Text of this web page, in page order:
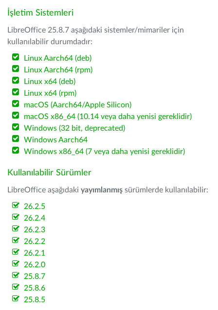
İşletim Sistemleri
LibreOffice 25.8.7 aşağıdaki sistemler/mimariler için
kullanılabilir durumdadır:
Linux Aarch64 (deb)
Linux Aarch64 (rpm)
Linux x64 (deb)
Linux x64 (rpm)
macOS (Aarch64/Apple Silicon)
macOS x86_64 (10.14 veya daha yenisi gereklidir)
Windows (32 bit, deprecated)
Windows Aarch64
Windows x86_64 (7 veya daha yenisi gereklidir)
Kullanılabilir Sürümler
LibreOffice aşağıdaki yayımlanmış sürümlerde kullanılabilir:
26.2.5
26.2.4
26.2.3
26.2.2
26.2.1
26.2.0
25.8.7
25.8.6
25.8.5